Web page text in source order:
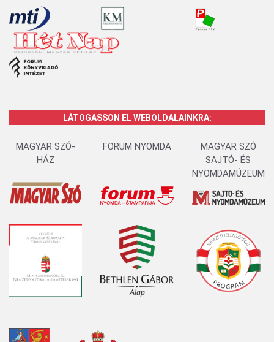
LÁTOGASSON EL WEBOLDALAINKRA:
MAGYAR SZÓ-
HÁZ
FORUM NYOMDA
MAGYAR SZÓ
SAJTÓ- ÉS
NYOMDAMÚZEUM